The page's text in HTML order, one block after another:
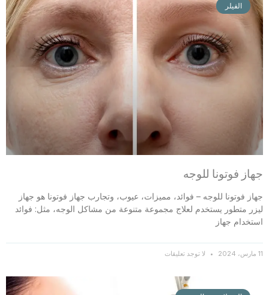
الفيلر
جهاز فوتونا للوجه
جهاز فوتونا للوجه – فوائد، مميزات، عيوب، وتجارب جهاز فوتونا هو جهاز
ليزر متطور يستخدم لعلاج مجموعة متنوعة من مشاكل الوجه، مثل: فوائد
استخدام جهاز
11 مارس، 2024 لا توجد تعليقات